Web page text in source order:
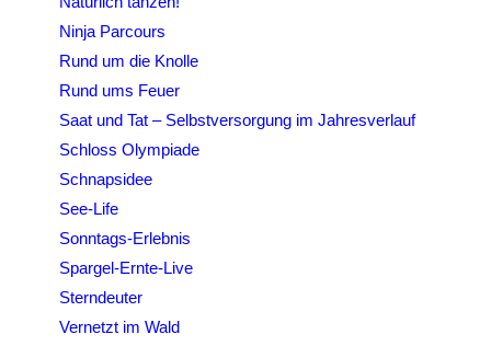
Ninja Parcours
Rund um die Knolle
Rund ums Feuer
Saat und Tat – Selbstversorgung im Jahresverlauf
Schloss Olympiade
Schnapsidee
See-Life
Sonntags-Erlebnis
Spargel-Ernte-Live
Sterndeuter
Vernetzt im Wald